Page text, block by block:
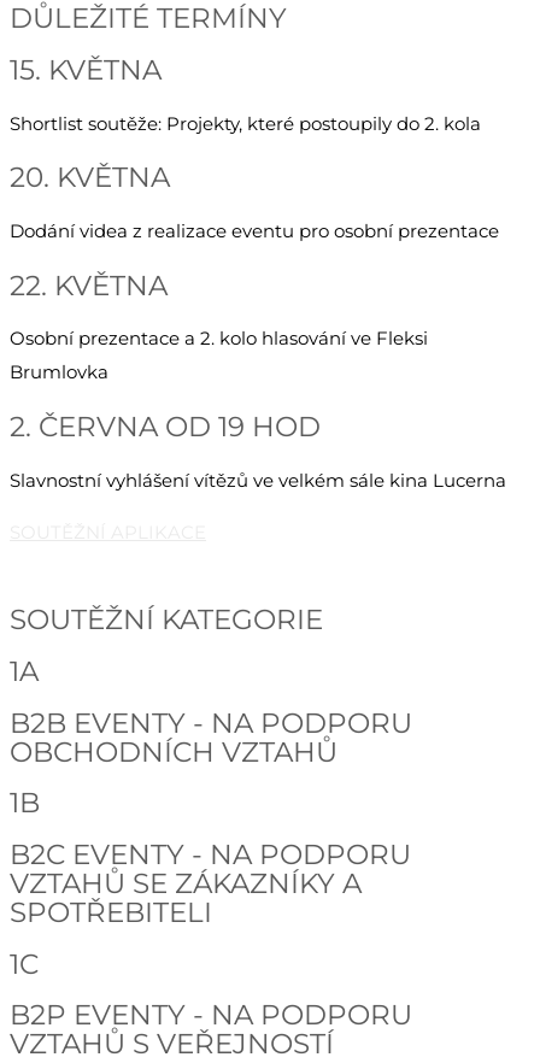
DŮLEŽITÉ TERMÍNY
15. KVĚTNA
Shortlist soutěže: Projekty, které postoupily do 2. kola
20. KVĚTNA
Dodání videa z realizace eventu pro osobní prezentace
22. KVĚTNA
Osobní prezentace a 2. kolo hlasování ve Fleksi
Brumlovka
2. ČERVNA OD 19 HOD
Slavnostní vyhlášení vítězů ve velkém sále kina Lucerna
SOUTĚŽNÍ KATEGORIE
1A
B2B EVENTY - NA PODPORU
OBCHODNÍCH VZTAHŮ
1B
B2C EVENTY - NA PODPORU
VZTAHŮ SE ZÁKAZNÍKY A
SPOTŘEBITELI
1C
B2P EVENTY - NA PODPORU
VZTAHŮ S VEŘEJNOSTÍ